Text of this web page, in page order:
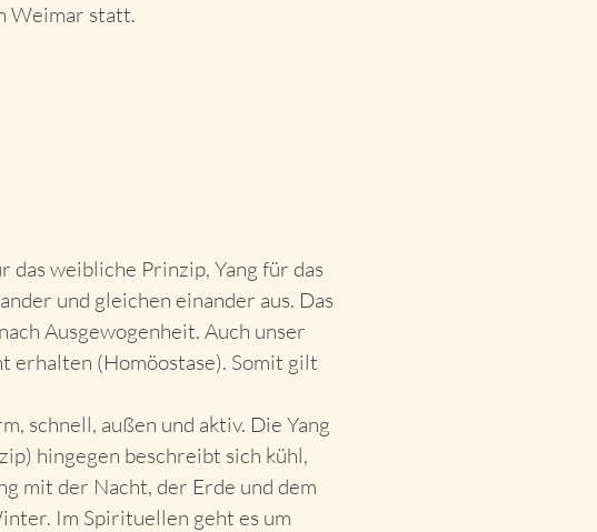
Weimar statt.
das weibliche Prinzip, Yang für das
und gleichen einander aus. Das
Ausgewogenheit. Auch unser
(Homöostase). Somit gilt
schnell, außen und aktiv. Die Yang
hingegen beschreibt sich kühl,
mit der Nacht, der Erde und dem
Im Spirituellen geht es um